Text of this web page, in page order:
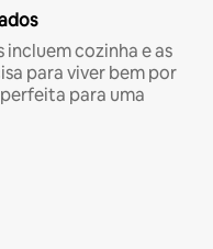
cozinha e as
para viver bem por
para uma